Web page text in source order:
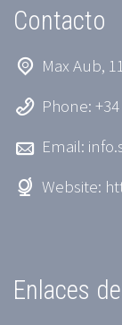
Contacto
Max Aub,
Phone: +34
Email:
Website:
Enlaces